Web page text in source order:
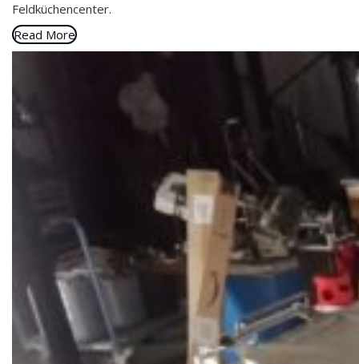
Feldküchencenter.
Read More